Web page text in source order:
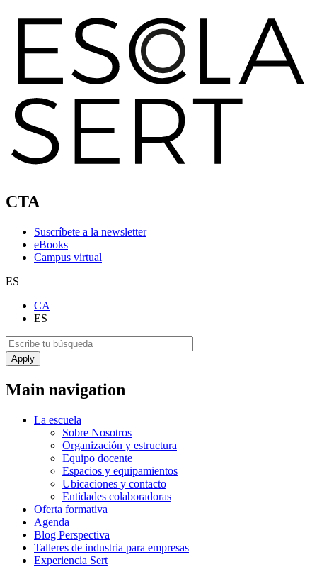
CTA
Suscríbete a la newsletter
eBooks
Campus virtual
ES
CA
ES
Main navigation
La escuela
Sobre Nosotros
Organización y estructura
Equipo docente
Espacios y equipamientos
Ubicaciones y contacto
Entidades colaboradoras
Oferta formativa
Agenda
Blog Perspectiva
Talleres de industria para empresas
Experiencia Sert